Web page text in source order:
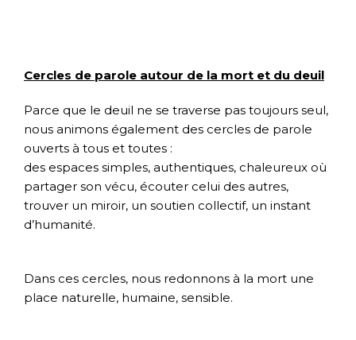
Cercles de parole autour de la mort et du deuil
Parce que le deuil ne se traverse pas toujours seul,
nous animons également des cercles de parole
ouverts à tous et toutes :
des espaces simples, authentiques, chaleureux où
partager son vécu, écouter celui des autres,
trouver un miroir, un soutien collectif, un instant
d’humanité.
Dans ces cercles, nous redonnons à la mort une
place naturelle, humaine, sensible.